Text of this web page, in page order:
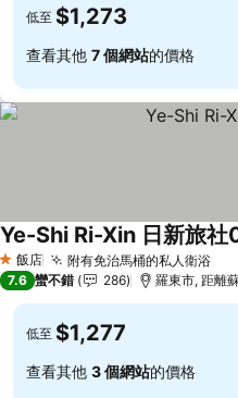
低至 $1,273
查看其他 7 個網站的價格
1 星級
飯店 附有免治馬桶的私人衛浴查
Ye-Shi Ri-Xin 日新旅社
7.6 蠻不錯 286 羅東市, 距離
低至 $1,277
查看其他 3 個網站的價格